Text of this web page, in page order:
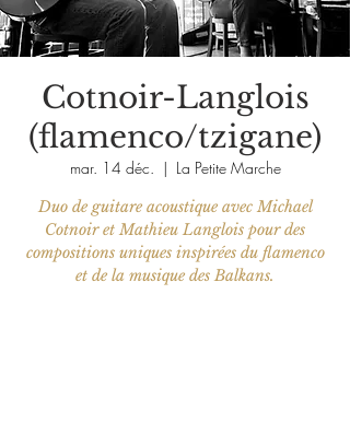
Cotnoir-Langlois
(flamenco/tzigane)
mar. 14 déc.
  |
La Petite Marche
Duo de guitare acoustique avec Michael
Cotnoir et Mathieu Langlois pour des
compositions uniques inspirées du flamenco
et de la musique des Balkans.